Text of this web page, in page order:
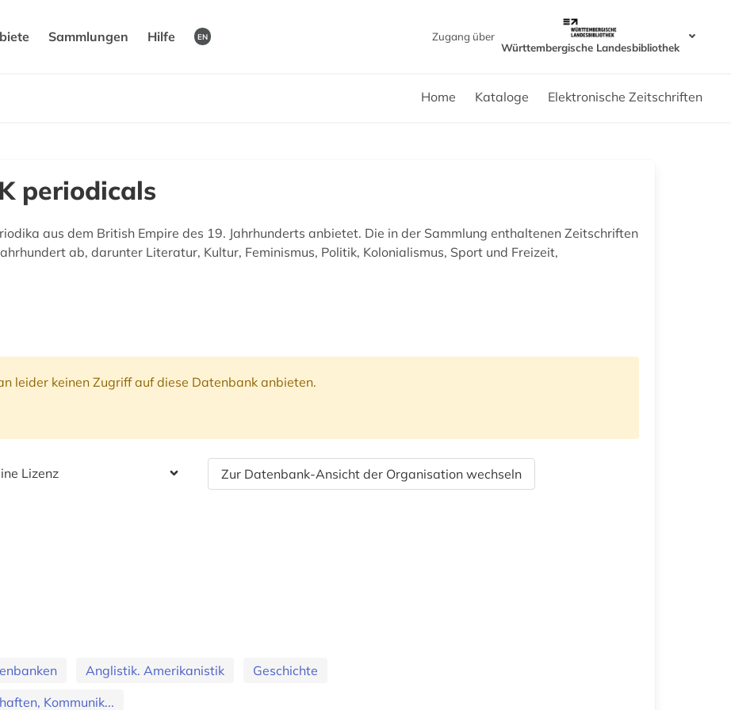
Sammlungen Hilfe EN
Zugang über
Württembergische Landesbibliothek
Home Kataloge Elektronische Zeitschriften
periodicals
aus dem British Empire des 19. Jahrhunderts anbietet. Die in der Sammlung enthaltenen Zeitschriften
ab, darunter Literatur, Kultur, Feminismus, Politik, Kolonialismus, Sport und Freizeit,
leider keinen Zugriff auf diese Datenbank anbieten.
Lizenz Zur Datenbank-Ansicht der Organisation wechseln
Anglistik. Amerikanistik
Geschichte
Kommunik...